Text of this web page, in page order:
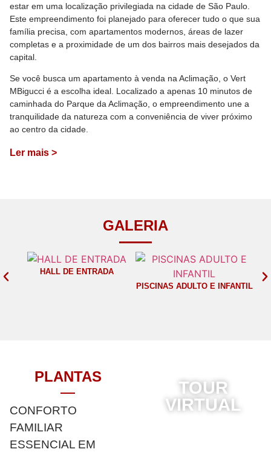
estar em uma localização privilegiada na cidade de São Paulo.
Este empreendimento foi planejado para oferecer tudo o que sua
família precisa, com apartamentos modernos, áreas de lazer
completas e a proximidade de um dos bairros mais desejados da
capital.
Se você busca um apartamento à venda na Aclimação, o Vert
MBigucci é a escolha ideal. Localizado a apenas 10 minutos de
caminhada do Parque da Aclimação, o empreendimento une a
tranquilidade da natureza com a conveniência de viver próximo
ao centro da cidade.
Ler mais >
GALERIA
HALL DE ENTRADA
PISCINAS ADULTO E INFANTIL
PLANTAS
CONFORTO
FAMILIAR
ESSENCIAL EM
TOUR
VIRTUAL